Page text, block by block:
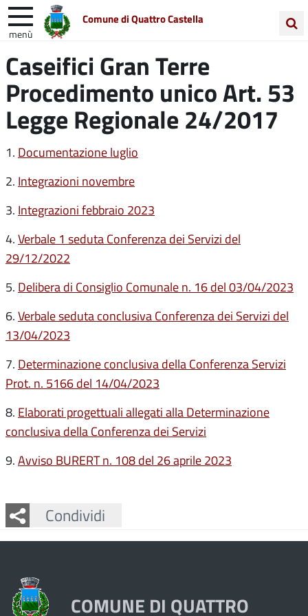
Comune di Quattro Castella
menù
nel
sito
Entra in Comune Vivi Quattro Castella
Unione Colline Matildiche
Caseifici Gran Terre
Procedimento unico Art. 53
Legge Regionale 24/2017
1. Documentazione luglio
2. Integrazioni novembre
3. Integrazioni febbraio 2023
4. Verbale 1 seduta Conferenza dei Servizi del
29/12/2022
5. Delibera di Consiglio Comunale n. 16 del 03/04/2023
6. Verbale seduta conclusiva Conferenza dei Servizi del
13/04/2023
7. Determinazione conclusiva della Conferenza Servizi
Prot. n. 5166 del 14/04/2023
8. Elaborati progettuali allegati alla Determinazione
conclusiva della Conferenza dei Servizi
9. Avviso BURERT n. 108 del 26 aprile 2023
Condividi
Facebook
Twitter
Whatsapp
COMUNE DI QUATTRO